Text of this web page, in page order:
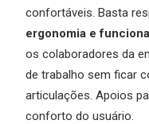
confortáveis. Basta
ergonomia e
os colaboradores da
de trabalho sem ficar
articulações. Apoios
conforto do usuário.